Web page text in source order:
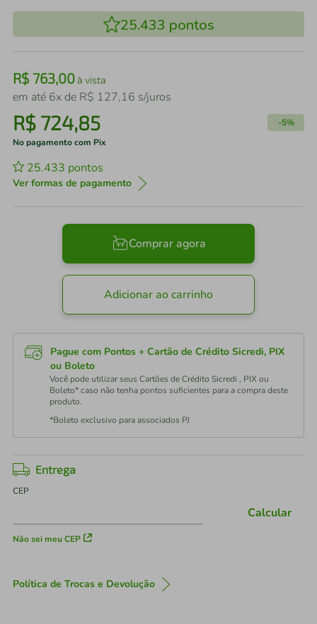
25.433 pontos
R$ 763,00à vista
em até 6x de R$ 127,16 s/juros
R$ 724,85 -5%
No pagamento com Pix
25.433 pontos
Ver formas de pagamento
Comprar agora
Adicionar ao carrinho
Pague com Pontos + Cartão de Crédito Sicredi, PIX
ou Boleto
Você pode utilizar seus Cartões de Crédito Sicredi , PIX ou
Boleto* caso não tenha pontos suficientes para a compra deste
produto.
*Boleto exclusivo para associados PJ
Entrega
CEP
Não sei meu CEP
Calcular
Política de Trocas e Devolução